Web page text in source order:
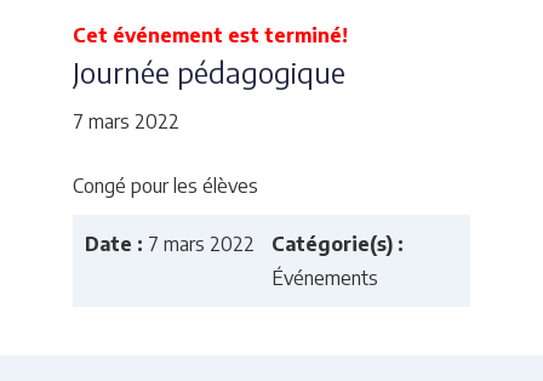
Cet événement est terminé!
Journée pédagogique
7 mars 2022
Congé pour les élèves
Date : 7 mars 2022
Catégorie(s) :
Événements